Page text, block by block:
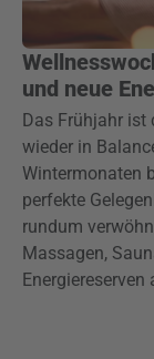
und neue
Das Frühjahr ist
wieder in
Wintermonaten
perfekte
rundum
Massagen,